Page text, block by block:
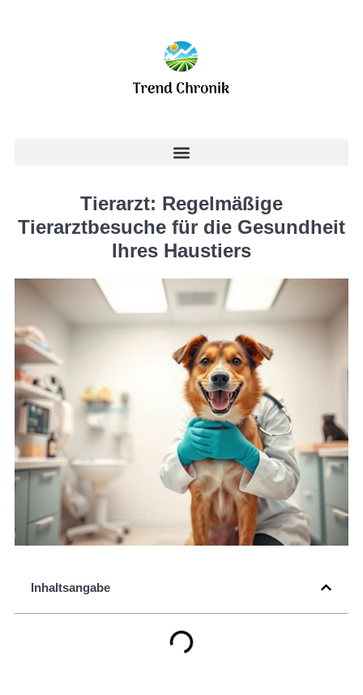
Tierarzt: Regelmäßige
Tierarztbesuche für die Gesundheit
Ihres Haustiers
Inhaltsangabe